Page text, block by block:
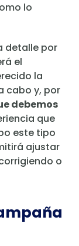
lo
detalle por
el
la
cabo y, por
debemos
que
este tipo
ajustar
o